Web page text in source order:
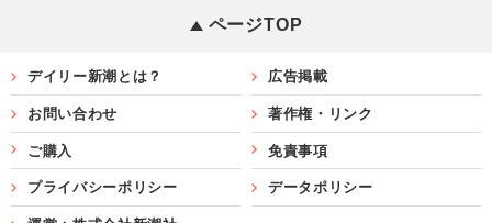
ページTOP
デイリー新潮とは？ 広告掲載
お問い合わせ 著作権・リンク
ご購入 免責事項
プライバシーポリシー データポリシー